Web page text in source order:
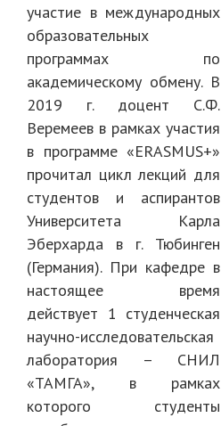
участие в международных
образовательных
программах по
академическому обмену. В
2019 г. доцент С.Ф.
Веремеев в рамках участия
в программе «ERASMUS+»
прочитал цикл лекций для
студентов и аспирантов
Университета Карла
Эберхарда в г. Тюбинген
(Германия). При кафедре в
настоящее время
действует 1 студенческая
научно-исследовательская
лаборатория – СНИЛ
«ТАМГА», в рамках
которого студенты